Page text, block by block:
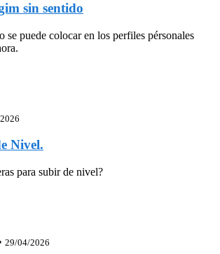
sin sentido
se puede colocar en los perfiles pérsonales
Nivel.
para subir de nivel?
29/04/2026